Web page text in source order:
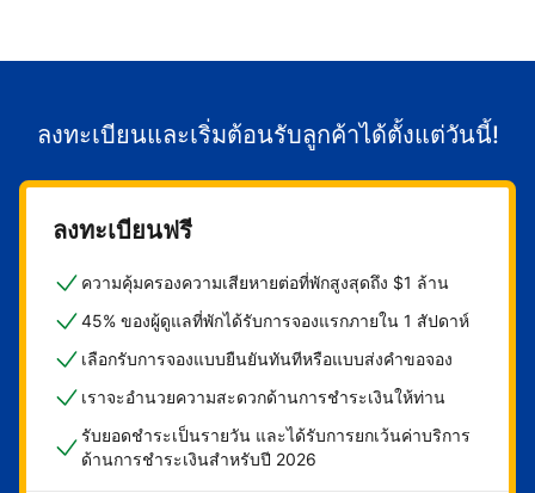
ลงทะเบียนและเริ่มต้อนรับลูกค้าได้ตั้งแต่วันนี้!
ลงทะเบียนฟรี
ความคุ้มครองความเสียหายต่อที่พักสูงสุดถึง $1 ล้าน
45% ของผู้ดูแลที่พักได้รับการจองแรกภายใน 1 สัปดาห์
เลือกรับการจองแบบยืนยันทันทีหรือแบบส่งคำขอจอง
เราจะอำนวยความสะดวกด้านการชำระเงินให้ท่าน
รับยอดชำระเป็นรายวัน และได้รับการยกเว้นค่าบริการ
ด้านการชำระเงินสำหรับปี 2026